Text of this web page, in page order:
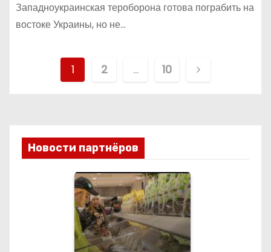
Западноукраинская тероборона готова пограбить на
востоке Украины, но не…
и
1 2 … 10
Новости партнёров